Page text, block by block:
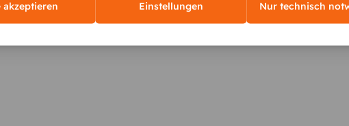
akzeptieren Einstellungen Nur technisch